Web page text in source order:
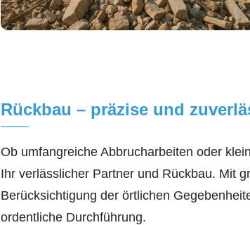
Rückbau – präzise und
Ob umfangreiche Abbrucharbeiten oder
Ihr verlässlicher Partner und Rückbau. Mit
Berücksichtigung der örtlichen
ordentliche Durchführung.